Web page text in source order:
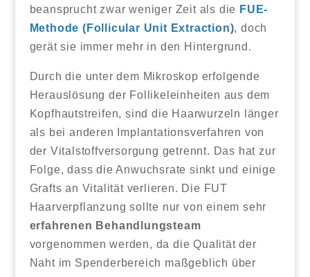
beansprucht zwar weniger Zeit als die FUE-
Methode (Follicular Unit Extraction), doch
gerät sie immer mehr in den Hintergrund.
Durch die unter dem Mikroskop erfolgende
Herauslösung der Follikeleinheiten aus dem
Kopfhautstreifen, sind die Haarwurzeln länger
als bei anderen Implantationsverfahren von
der Vitalstoffversorgung getrennt. Das hat zur
Folge, dass die Anwuchsrate sinkt und einige
Grafts an Vitalität verlieren. Die FUT
Haarverpflanzung sollte nur von einem sehr
erfahrenen Behandlungsteam
vorgenommen werden, da die Qualität der
Naht im Spenderbereich maßgeblich über